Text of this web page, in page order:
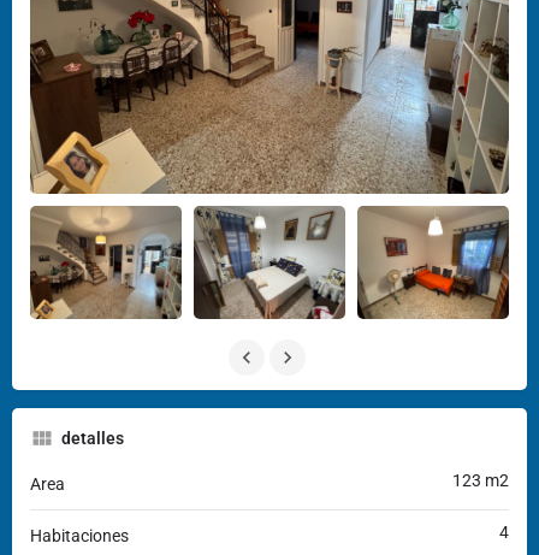
detalles
Area 123 m2
Habitaciones 4